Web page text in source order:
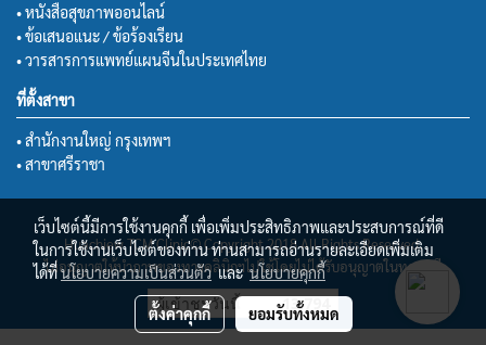
• หนังสือสุขภาพออนไลน์
• ข้อเสนอแนะ / ข้อร้องเรียน
• วารสารการแพทย์แผนจีนในประเทศไทย
ที่ตั้งสาขา
• สำนักงานใหญ่ กรุงเทพฯ
• สาขาศรีราชา
Huachiew TCM Clinic© Copyright 2018 All Rights Reserved.
ไม่อนุญาตให้นำภาพของทางคลินิกฯไปใช้โดยไม่ได้รับอนุญาตในทุกกรณี
ผู้เข้าชมวันนี้ 13,794
เว็บไซต์นี้มีการใช้งานคุกกี้ เพื่อเพิ่มประสิทธิภาพและประสบการณ์ที่ดี
ในการใช้งานเว็บไซต์ของท่าน ท่านสามารถอ่านรายละเอียดเพิ่มเติม
ได้ที่นโยบายความเป็นส่วนตัวและนโยบายคุกกี้
ตั้งค่าคุกกี้ ยอมรับทั้งหมด